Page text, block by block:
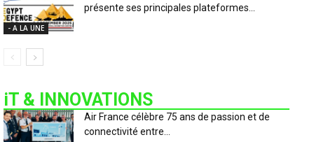
- A LA UNE
présente ses principales plateformes...
iT & INNOVATIONS
Air France célèbre 75 ans de passion et de
connectivité entre...